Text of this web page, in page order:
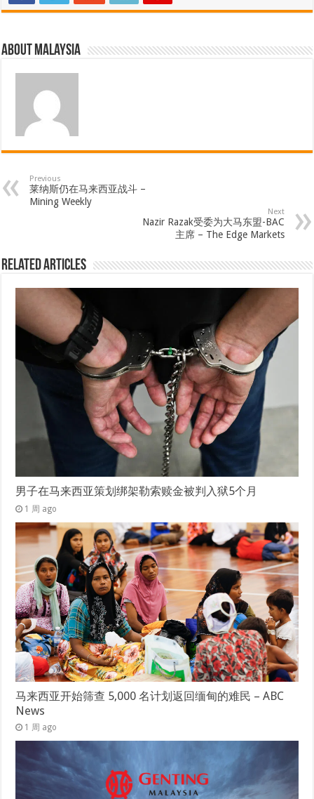
About Malaysia
Previous
莱纳斯仍在马来西亚战斗 –
Mining Weekly
Next
Nazir Razak受委为大马东盟-BAC
主席 – The Edge Markets
Related Articles
男子在马来西亚策划绑架勒索赎金被判入狱5个月
1 周 ago
马来西亚开始筛查 5,000 名计划返回缅甸的难民 – ABC
News
1 周 ago